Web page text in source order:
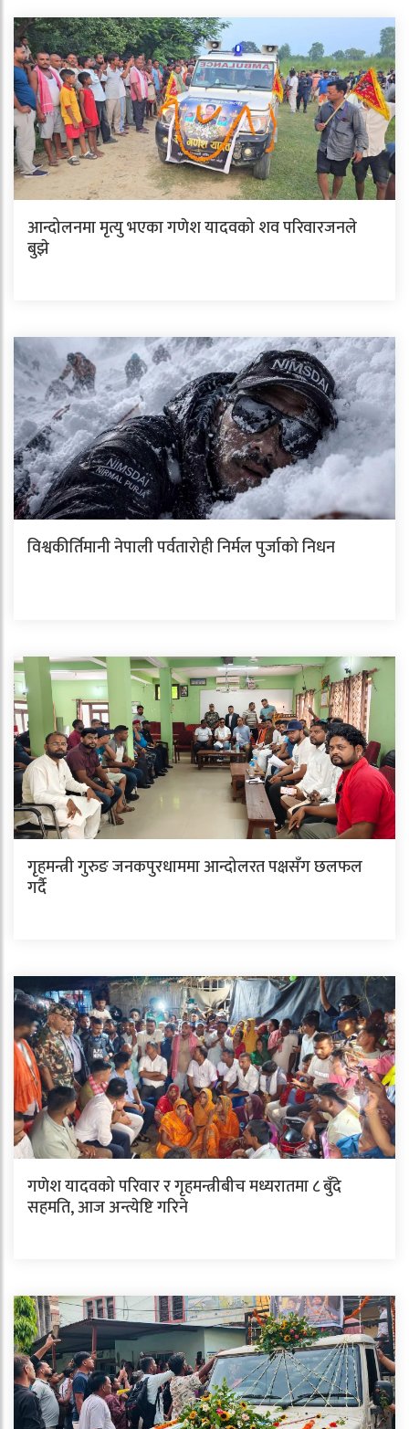
आन्दोलनमा मृत्यु भएका गणेश यादवको शव परिवारजनले
बुझे
विश्वकीर्तिमानी नेपाली पर्वतारोही निर्मल पुर्जाको निधन
गृहमन्त्री गुरुङ जनकपुरधाममा आन्दोलरत पक्षसँग छलफल
गर्दै
गणेश यादवको परिवार र गृहमन्त्रीबीच मध्यरातमा ८ बुँदे
सहमति, आज अन्त्येष्टि गरिने